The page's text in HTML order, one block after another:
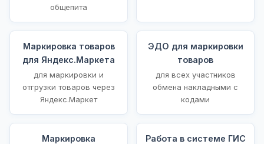
общепита
Маркировка товаров
для Яндекс.Маркета
для маркировки и
отгрузки товаров через
Яндекс.Маркет
ЭДО для маркировки
товаров
для всех участников
обмена накладными с
кодами
Маркировка
Работа в системе ГИС